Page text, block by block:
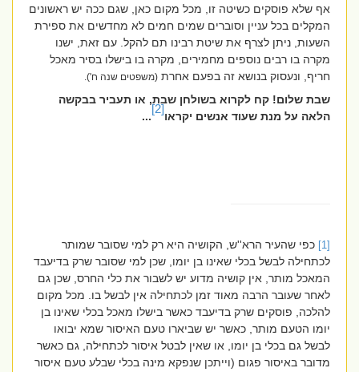
אף שלא פוסקים כשיטה זו, מכל מקום כאן, שגם ככה יש ראשונים
המקלים בכל עניין וסוברים שמים חמים לא מחדשים את ספירת
השעות, ניתן לצרף את שיטת רבינו תם להקל. עם זאת, ישנו
מקרה בו רבים נוספים מחמירים, מקרה בו בישלו בסיר מאכל
חריף, ונעסוק בנושא זה בפעם אחרת(משפטים שנה ח').
שבת שלום! קח לקרוא בשולחן שבת, או תעביר בבקשה
הלאה על מנת שעוד אנשים יקראו
...
כפי שהעיר הרא''ש, הקושיה היא רק למי שסובר שמותר
לכתחילה לבשל בכלי שאינו בן יומו, שכן למי שסובר שרק בדיעבד
המאכל מותר, אין קושיה מדוע יש לשבור את כלי החרס, שכן גם
לאחר שעובר הרבה מאוד זמן לכתחילה אין לבשל בו. מכל מקום
להלכה, פוסקים שרק בדיעבד כאשר בישלו מאכל בכלי שאינו בן
יומו הטעם מותר, כאשר יש שביארו טעם האיסור שמא יבואו
לבשל גם בכלי בן יומו, או שאין לבטל איסור לכתחילה, גם כאשר
מדובר באיסור פגום (וייתכן שנפקא מינה בכלי שבלע טעם איסור